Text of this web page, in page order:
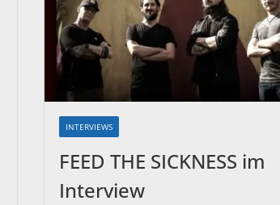
INTERVIEWS
FEED THE SICKNESS im
Interview